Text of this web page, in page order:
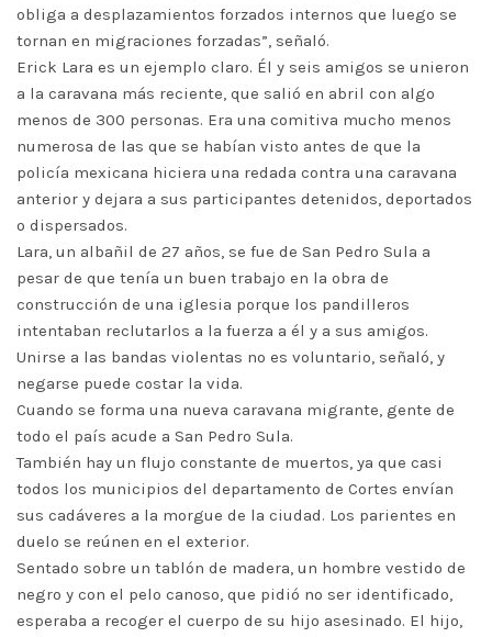
obliga a desplazamientos forzados internos que luego se
tornan en migraciones forzadas”, señaló.
Erick Lara es un ejemplo claro. Él y seis amigos se unieron
a la caravana más reciente, que salió en abril con algo
menos de 300 personas. Era una comitiva mucho menos
numerosa de las que se habían visto antes de que la
policía mexicana hiciera una redada contra una caravana
anterior y dejara a sus participantes detenidos, deportados
o dispersados.
Lara, un albañil de 27 años, se fue de San Pedro Sula a
pesar de que tenía un buen trabajo en la obra de
construcción de una iglesia porque los pandilleros
intentaban reclutarlos a la fuerza a él y a sus amigos.
Unirse a las bandas violentas no es voluntario, señaló, y
negarse puede costar la vida.
Cuando se forma una nueva caravana migrante, gente de
todo el país acude a San Pedro Sula.
También hay un flujo constante de muertos, ya que casi
todos los municipios del departamento de Cortes envían
sus cadáveres a la morgue de la ciudad. Los parientes en
duelo se reúnen en el exterior.
Sentado sobre un tablón de madera, un hombre vestido de
negro y con el pelo canoso, que pidió no ser identificado,
esperaba a recoger el cuerpo de su hijo asesinado. El hijo,